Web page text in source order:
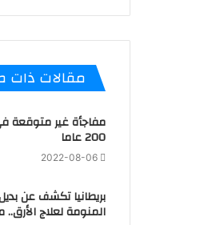
مقالات ذات
مفاجأة غير متوقعة
200 عاما
2022-08-06
بريطانيا تكشف عن
المنومة لعلاج